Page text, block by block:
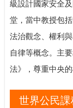
級設計國家安全
堂， 當中教授包
法治觀念、權利
自律等概念。 主
法》，尊重中央
世界公民